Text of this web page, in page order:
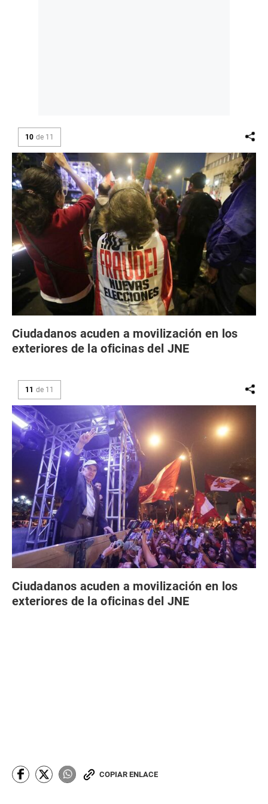
10 de 11
Ciudadanos acuden a movilización en los
exteriores de la oficinas del JNE
11 de 11
Ciudadanos acuden a movilización en los
exteriores de la oficinas del JNE
COPIAR ENLACE